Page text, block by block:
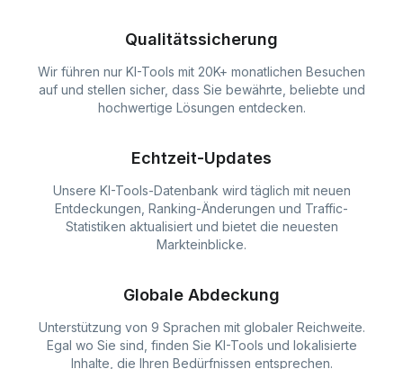
Qualitätssicherung
Wir führen nur KI-Tools mit 20K+ monatlichen Besuchen
auf und stellen sicher, dass Sie bewährte, beliebte und
hochwertige Lösungen entdecken.
Echtzeit-Updates
Unsere KI-Tools-Datenbank wird täglich mit neuen
Entdeckungen, Ranking-Änderungen und Traffic-
Statistiken aktualisiert und bietet die neuesten
Markteinblicke.
Globale Abdeckung
Unterstützung von 9 Sprachen mit globaler Reichweite.
Egal wo Sie sind, finden Sie KI-Tools und lokalisierte
Inhalte, die Ihren Bedürfnissen entsprechen.